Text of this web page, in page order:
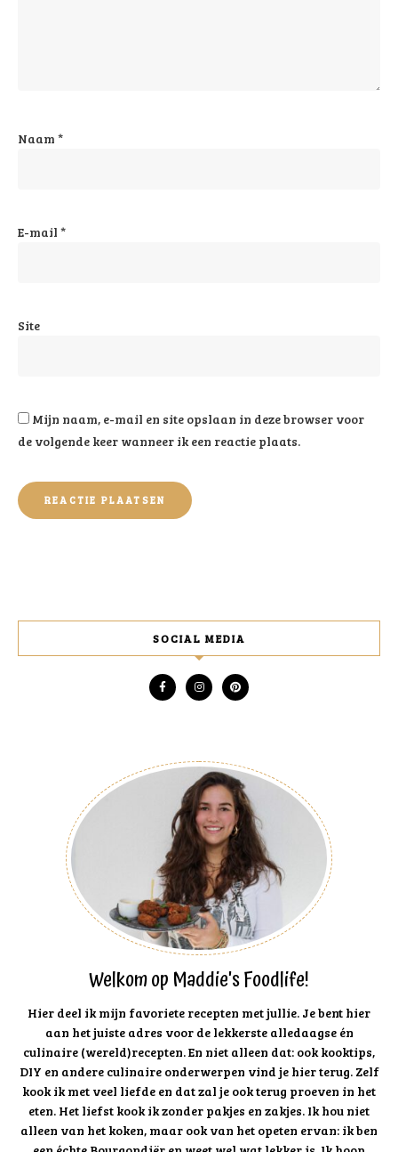
Naam *
E-mail *
Site
Mijn naam, e-mail en site opslaan in deze browser voor
de volgende keer wanneer ik een reactie plaats.
SOCIAL MEDIA
Welkom op Maddie's Foodlife!
Hier deel ik mijn favoriete recepten met jullie. Je bent hier
aan het juiste adres voor de lekkerste alledaagse én
culinaire (wereld)recepten. En niet alleen dat: ook kooktips,
DIY en andere culinaire onderwerpen vind je hier terug. Zelf
kook ik met veel liefde en dat zal je ook terug proeven in het
eten. Het liefst kook ik zonder pakjes en zakjes. Ik hou niet
alleen van het koken, maar ook van het opeten ervan: ik ben